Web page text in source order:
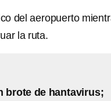
del aeropuerto
la ruta.
brote de hantavirus;